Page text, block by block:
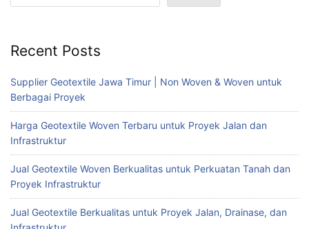
Recent Posts
Supplier Geotextile Jawa Timur | Non Woven & Woven untuk
Berbagai Proyek
Harga Geotextile Woven Terbaru untuk Proyek Jalan dan
Infrastruktur
Jual Geotextile Woven Berkualitas untuk Perkuatan Tanah dan
Proyek Infrastruktur
Jual Geotextile Berkualitas untuk Proyek Jalan, Drainase, dan